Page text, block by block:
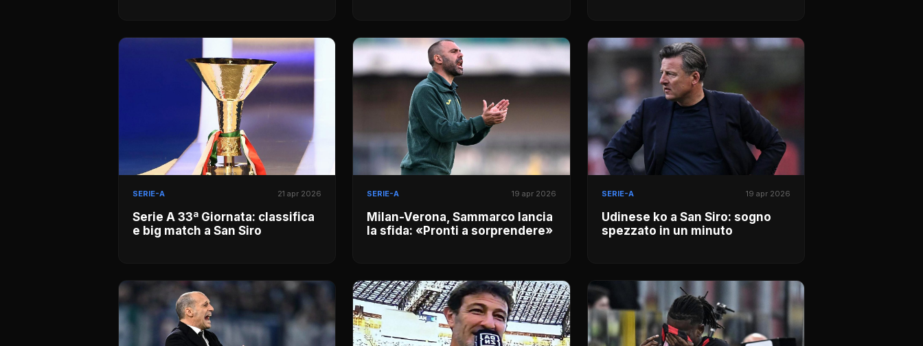
SERIE-A 21 apr 2026
Serie A 33ª Giornata: classifica
e big match a San Siro
SERIE-A 19 apr 2026
Milan-Verona, Sammarco lancia
la sfida: «Pronti a sorprendere»
SERIE-A 19 apr 2026
Udinese ko a San Siro: sogno
spezzato in un minuto